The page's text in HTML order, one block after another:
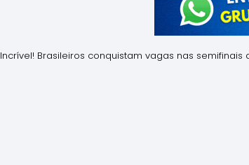
Incrível! Brasileiros conquistam vagas nas